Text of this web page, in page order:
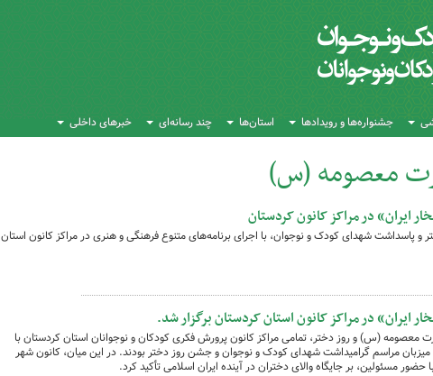
جشنواره‌ها و رویدادها استان‌ها چند رسانه‌ای خبرهای داخلی
معصومه (س)
ایران» در مراکز کانون کردستان
و پاسداشت شهدای کودک و نوجوان، با اجرای برنامه‌های متنوع فرهنگی و هنری در مراکز کانون استان
ایران» در مراکز کانون استان کردستان برگزار شد.
معصومه (س) و روز دختر، تمامی مراکز کانون پرورش فکری کودکان و نوجوانان استان کردستان با
میزبان مراسم گرامیداشت شهدای کودک و نوجوان و جشن روز دختر بودند. در این میان، کانون شهر
مسئولین، بر جایگاه والای دختران در آینده ایران اسلامی تأکید کرد.